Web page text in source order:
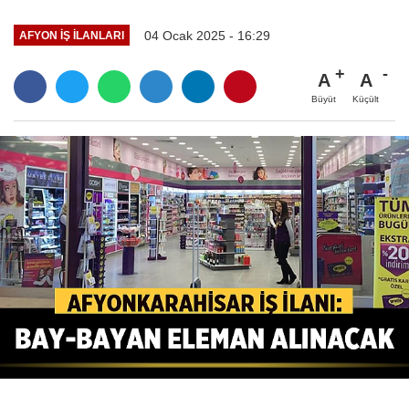
AFYON İŞ İLANLARI 04 Ocak 2025 - 16:29
A
Büyüt
A
Küçült